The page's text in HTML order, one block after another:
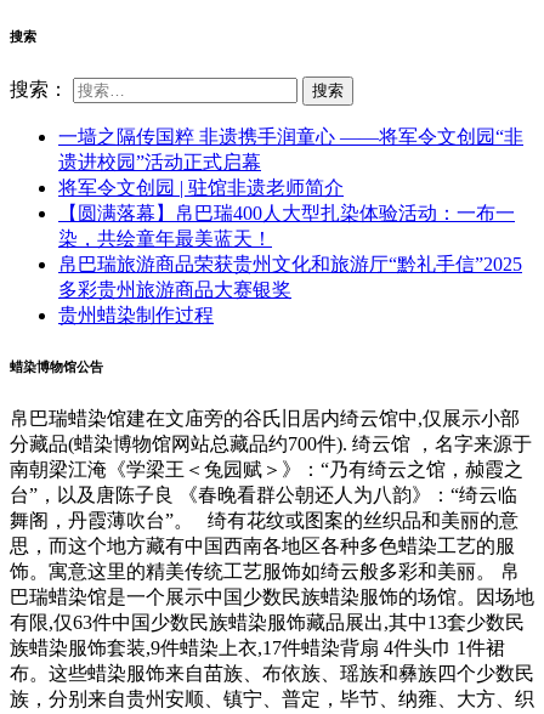
搜索
搜索：
一墙之隔传国粹 非遗携手润童心 ——将军令文创园“非
遗进校园”活动正式启幕
将军令文创园 | 驻馆非遗老师简介
【圆满落幕】帛巴瑞400人大型扎染体验活动：一布一
染，共绘童年最美蓝天！
帛巴瑞旅游商品荣获贵州文化和旅游厅“黔礼手信”2025
多彩贵州旅游商品大赛银奖
贵州蜡染制作过程
蜡染博物馆公告
帛巴瑞蜡染馆建在文庙旁的谷氏旧居内绮云馆中,仅展示小部
分藏品(蜡染博物馆网站总藏品约700件). 绮云馆 ，名字来源于
南朝梁江淹《学梁王＜兔园赋＞》：“乃有绮云之馆，赪霞之
台”，以及唐陈子良 《春晚看群公朝还人为八韵》：“绮云临
舞阁，丹霞薄吹台”。 绮有花纹或图案的丝织品和美丽的意
思，而这个地方藏有中国西南各地区各种多色蜡染工艺的服
饰。寓意这里的精美传统工艺服饰如绮云般多彩和美丽。 帛
巴瑞蜡染馆是一个展示中国少数民族蜡染服饰的场馆。因场地
有限,仅63件中国少数民族蜡染服饰藏品展出,其中13套少数民
族蜡染服饰套装,9件蜡染上衣,17件蜡染背扇 4件头巾 1件裙
布。这些蜡染服饰来自苗族、布依族、瑶族和彝族四个少数民
族，分别来自贵州安顺、镇宁、普定，毕节、纳雍、大方、织